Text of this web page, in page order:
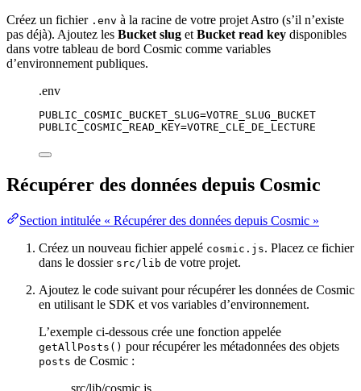
Créez un fichier .env à la racine de votre projet Astro (s’il n’existe
pas déjà). Ajoutez les Bucket slug et Bucket read key disponibles
dans votre tableau de bord Cosmic comme variables
d’environnement publiques.
.env
PUBLIC_COSMIC_BUCKET_SLUG=VOTRE_SLUG_BUCKET
PUBLIC_COSMIC_READ_KEY=VOTRE_CLE_DE_LECTURE
Récupérer des données depuis Cosmic
Section intitulée « Récupérer des données depuis Cosmic »
Créez un nouveau fichier appelé cosmic.js. Placez ce fichier
dans le dossier src/lib de votre projet.
Ajoutez le code suivant pour récupérer les données de Cosmic
en utilisant le SDK et vos variables d’environnement.
L’exemple ci-dessous crée une fonction appelée
getAllPosts() pour récupérer les métadonnées des objets
posts de Cosmic :
src/lib/cosmic.js